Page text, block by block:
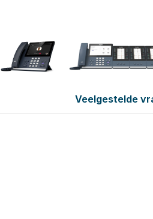
Veelgestelde